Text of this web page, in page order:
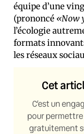
équipe d’une
(prononcé «Now
l’écologie
formats
les réseaux
Cet
C’est un
pour permettre
gratuitement